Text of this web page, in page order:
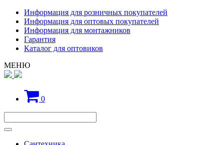
Информация для розничных покупателей
Информация для оптовых покупателей
Информация для монтажников
Гарантия
Каталог для оптовиков
МЕНЮ
0